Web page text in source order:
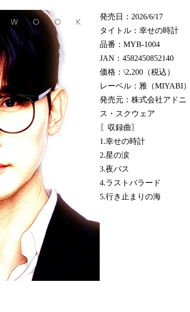
発売日：2026/6/17
タイトル：幸せの時計
品番：MYB-1004
JAN：4582450852140
価格：\2,200（税込）
レーベル：雅（MIYABI）
発売元：株式会社アドニ
ス・スクウェア
〖収録曲〗
1.幸せの時計
2.星の涙
3.夜バス
4.ラストバラード
5.行き止まりの海